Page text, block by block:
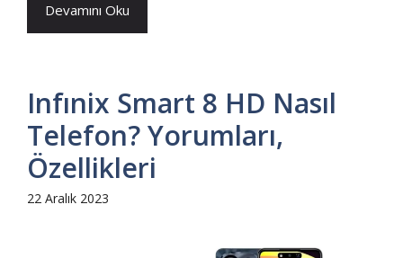
Devamını Oku
Infınix Smart 8 HD Nasıl
Telefon? Yorumları,
Özellikleri
22 Aralık 2023